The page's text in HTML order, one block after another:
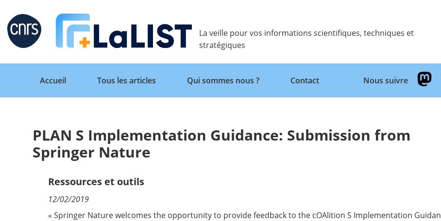
Retour
Accueil
Qui sommes nous ?
La veille pour vos informations scientifiques, techniques et
stratégiques
Retour
Accueil
Tous les articles Qui sommes nous ? Contact Nous suivre
PLAN S Implementation Guidance: Submission from
Springer Nature
Ressources et outils
12/02/2019
« Springer Nature welcomes the opportunity to provide feedback to the cOAlition S Implementation